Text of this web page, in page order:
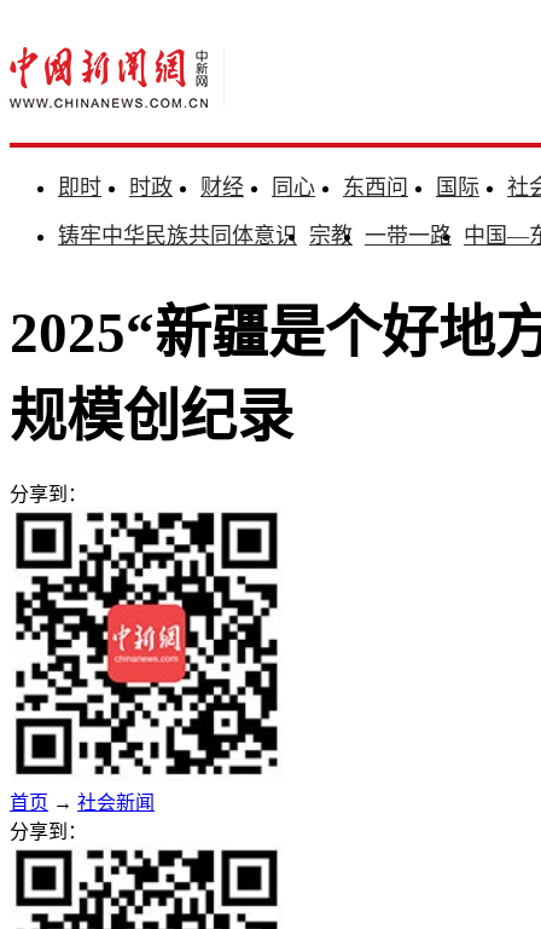
即时 时政 财经 同心 东西问 国际
社
铸牢中华民族共同体意识 宗教 一带一路 中国—
2025“新疆是个好地
规模创纪录
分享到：
首页 → 社会新闻
分享到：